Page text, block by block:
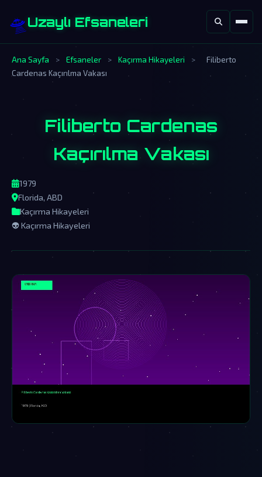
🛸Uzaylı Efsaneleri
Ana Sayfa > Efsaneler > Kaçırma Hikayeleri >
Filiberto
Cardenas Kaçırılma Vakası
Filiberto Cardenas
Kaçırılma Vakası
1979
Florida, ABD
Kaçırma Hikayeleri
👽 Kaçırma Hikayeleri